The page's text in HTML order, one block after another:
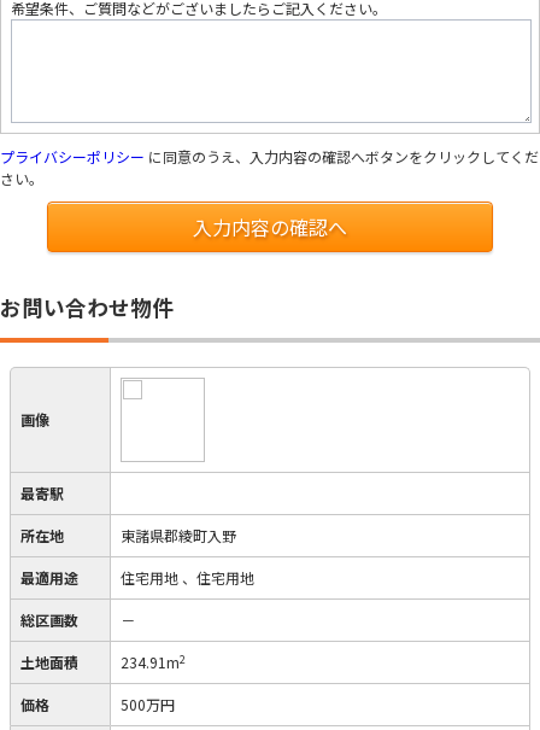
希望条件、ご質問などがございましたらご記入ください。
プライバシーポリシー に同意のうえ、入力内容の確認へボタンをクリックしてくだ
さい。
入力内容の確認へ
お問い合わせ物件
画像
最寄駅
所在地 東諸県郡綾町入野
最適用途 住宅用地 、住宅用地
総区画数 －
土地面積 234.91m2
価格 500万円